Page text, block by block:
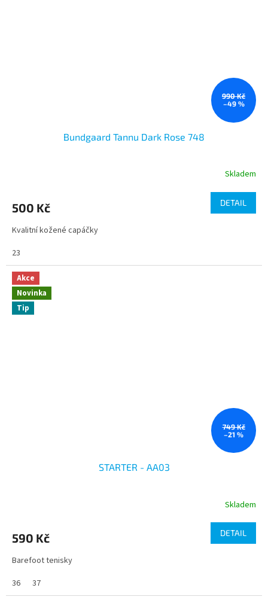
990 Kč
–49 %
Bundgaard Tannu Dark Rose 748
Skladem
500 Kč DETAIL
Kvalitní kožené capáčky
23
Akce
Novinka
Tip
749 Kč
–21 %
STARTER - AA03
Skladem
590 Kč DETAIL
Barefoot tenisky
36
37